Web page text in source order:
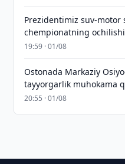
Prezidentimiz suv-motor
chempionatning
19:59 · 01/08
Ostonada Markaziy
tayyorgarlik muhokama
20:55 · 01/08